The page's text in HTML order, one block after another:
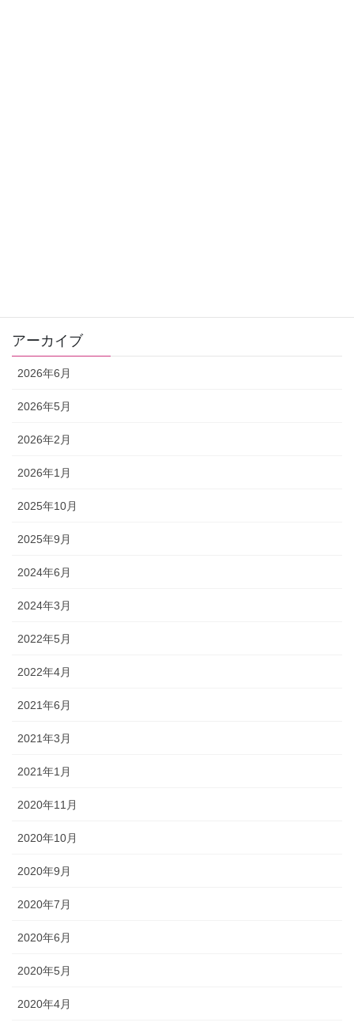
アーカイブ
2026年6月
2026年5月
2026年2月
2026年1月
2025年10月
2025年9月
2024年6月
2024年3月
2022年5月
2022年4月
2021年6月
2021年3月
2021年1月
2020年11月
2020年10月
2020年9月
2020年7月
2020年6月
2020年5月
2020年4月